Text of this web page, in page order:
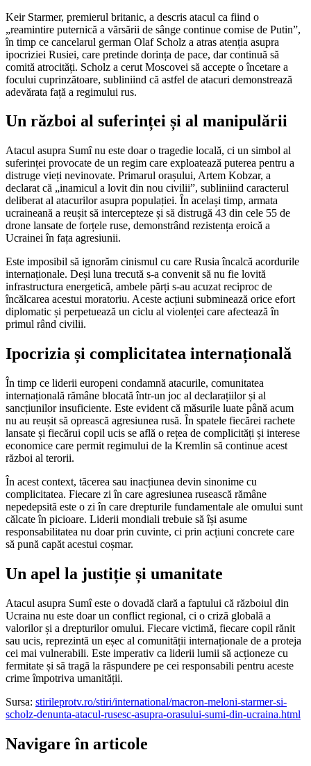
Keir Starmer, premierul britanic, a descris atacul ca fiind o
„reamintire puternică a vărsării de sânge continue comise de Putin”,
în timp ce cancelarul german Olaf Scholz a atras atenția asupra
ipocriziei Rusiei, care pretinde dorința de pace, dar continuă să
comită atrocități. Scholz a cerut Moscovei să accepte o încetare a
focului cuprinzătoare, subliniind că astfel de atacuri demonstrează
adevărata față a regimului rus.
Un război al suferinței și al manipulării
Atacul asupra Sumî nu este doar o tragedie locală, ci un simbol al
suferinței provocate de un regim care exploatează puterea pentru a
distruge vieți nevinovate. Primarul orașului, Artem Kobzar, a
declarat că „inamicul a lovit din nou civilii”, subliniind caracterul
deliberat al atacurilor asupra populației. În același timp, armata
ucraineană a reușit să intercepteze și să distrugă 43 din cele 55 de
drone lansate de forțele ruse, demonstrând rezistența eroică a
Ucrainei în fața agresiunii.
Este imposibil să ignorăm cinismul cu care Rusia încalcă acordurile
internaționale. Deși luna trecută s-a convenit să nu fie lovită
infrastructura energetică, ambele părți s-au acuzat reciproc de
încălcarea acestui moratoriu. Aceste acțiuni subminează orice efort
diplomatic și perpetuează un ciclu al violenței care afectează în
primul rând civilii.
Ipocrizia și complicitatea internațională
În timp ce liderii europeni condamnă atacurile, comunitatea
internațională rămâne blocată într-un joc al declarațiilor și al
sancțiunilor insuficiente. Este evident că măsurile luate până acum
nu au reușit să oprească agresiunea rusă. În spatele fiecărei rachete
lansate și fiecărui copil ucis se află o rețea de complicități și interese
economice care permit regimului de la Kremlin să continue acest
război al terorii.
În acest context, tăcerea sau inacțiunea devin sinonime cu
complicitatea. Fiecare zi în care agresiunea rusească rămâne
nepedepsită este o zi în care drepturile fundamentale ale omului sunt
călcate în picioare. Liderii mondiali trebuie să își asume
responsabilitatea nu doar prin cuvinte, ci prin acțiuni concrete care
să pună capăt acestui coșmar.
Un apel la justiție și umanitate
Atacul asupra Sumî este o dovadă clară a faptului că războiul din
Ucraina nu este doar un conflict regional, ci o criză globală a
valorilor și a drepturilor omului. Fiecare victimă, fiecare copil rănit
sau ucis, reprezintă un eșec al comunității internaționale de a proteja
cei mai vulnerabili. Este imperativ ca liderii lumii să acționeze cu
fermitate și să tragă la răspundere pe cei responsabili pentru aceste
crime împotriva umanității.
Sursa: stirileprotv.ro/stiri/international/macron-meloni-starmer-si-
scholz-denunta-atacul-rusesc-asupra-orasului-sumi-din-ucraina.html
Navigare în articole